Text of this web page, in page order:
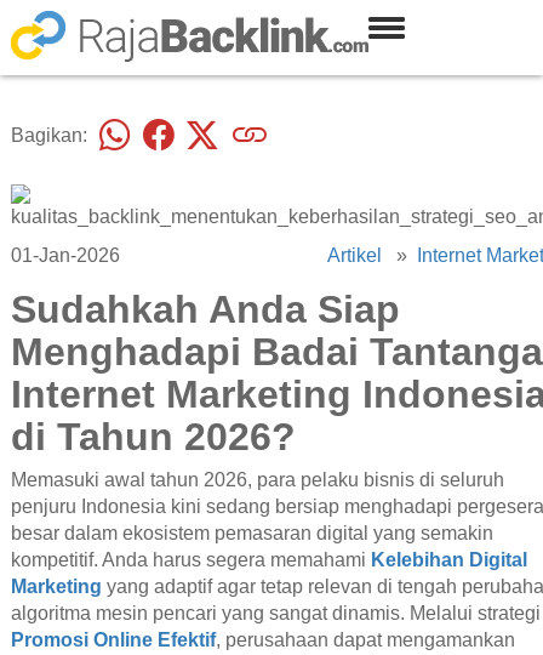
Bagikan:
01-Jan-2026 Artikel » Internet
Sudahkah Anda Siap
Menghadapi Badai
Internet Marketing
di Tahun 2026?
Memasuki awal tahun 2026, para pelaku bisnis di seluruh
penjuru Indonesia kini sedang bersiap menghadapi
besar dalam ekosistem pemasaran digital yang semakin
kompetitif. Anda harus segera memahami Kelebihan Digital
Marketing yang adaptif agar tetap relevan di tengah
algoritma mesin pencari yang sangat dinamis. Melalui strategi
Promosi Online Efektif, perusahaan dapat mengamankan